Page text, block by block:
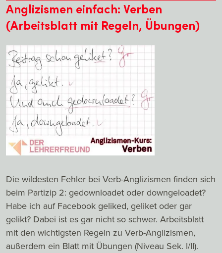
Anglizismen einfach: Verben
(Arbeitsblatt mit Regeln, Übungen)
Die wildesten Fehler bei Verb-Anglizismen finden sich
beim Partizip 2: gedownloadet oder downgeloadet?
Habe ich auf Facebook geliked, geliket oder gar
gelikt? Dabei ist es gar nicht so schwer. Arbeitsblatt
mit den wichtigsten Regeln zu Verb-Anglizismen,
außerdem ein Blatt mit Übungen (Niveau Sek. I/II).